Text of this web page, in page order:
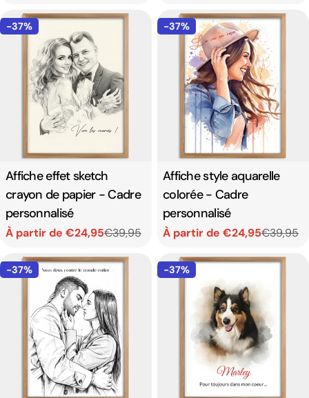
de
habituel
de
vente
habituel
-37%
Affiche effet sketch
crayon de papier - Cadre
personnalisé
Prix
de
À partir de €24,95
Prix
habituel
€39,95
-37%
Affiche style aquarelle
colorée - Cadre
personnalisé
Prix
de
À partir de €24,95
Prix
habituel
€39,95
-37% -37%